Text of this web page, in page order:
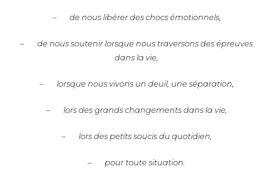
– de nous libérer des chocs émotionnels,
– de nous soutenir lorsque nous traversons des épreuves
dans la vie,
– lorsque nous vivons un deuil, une séparation,
– lors des grands changements dans la vie,
– lors des petits soucis du quotidien,
– pour toute situation.